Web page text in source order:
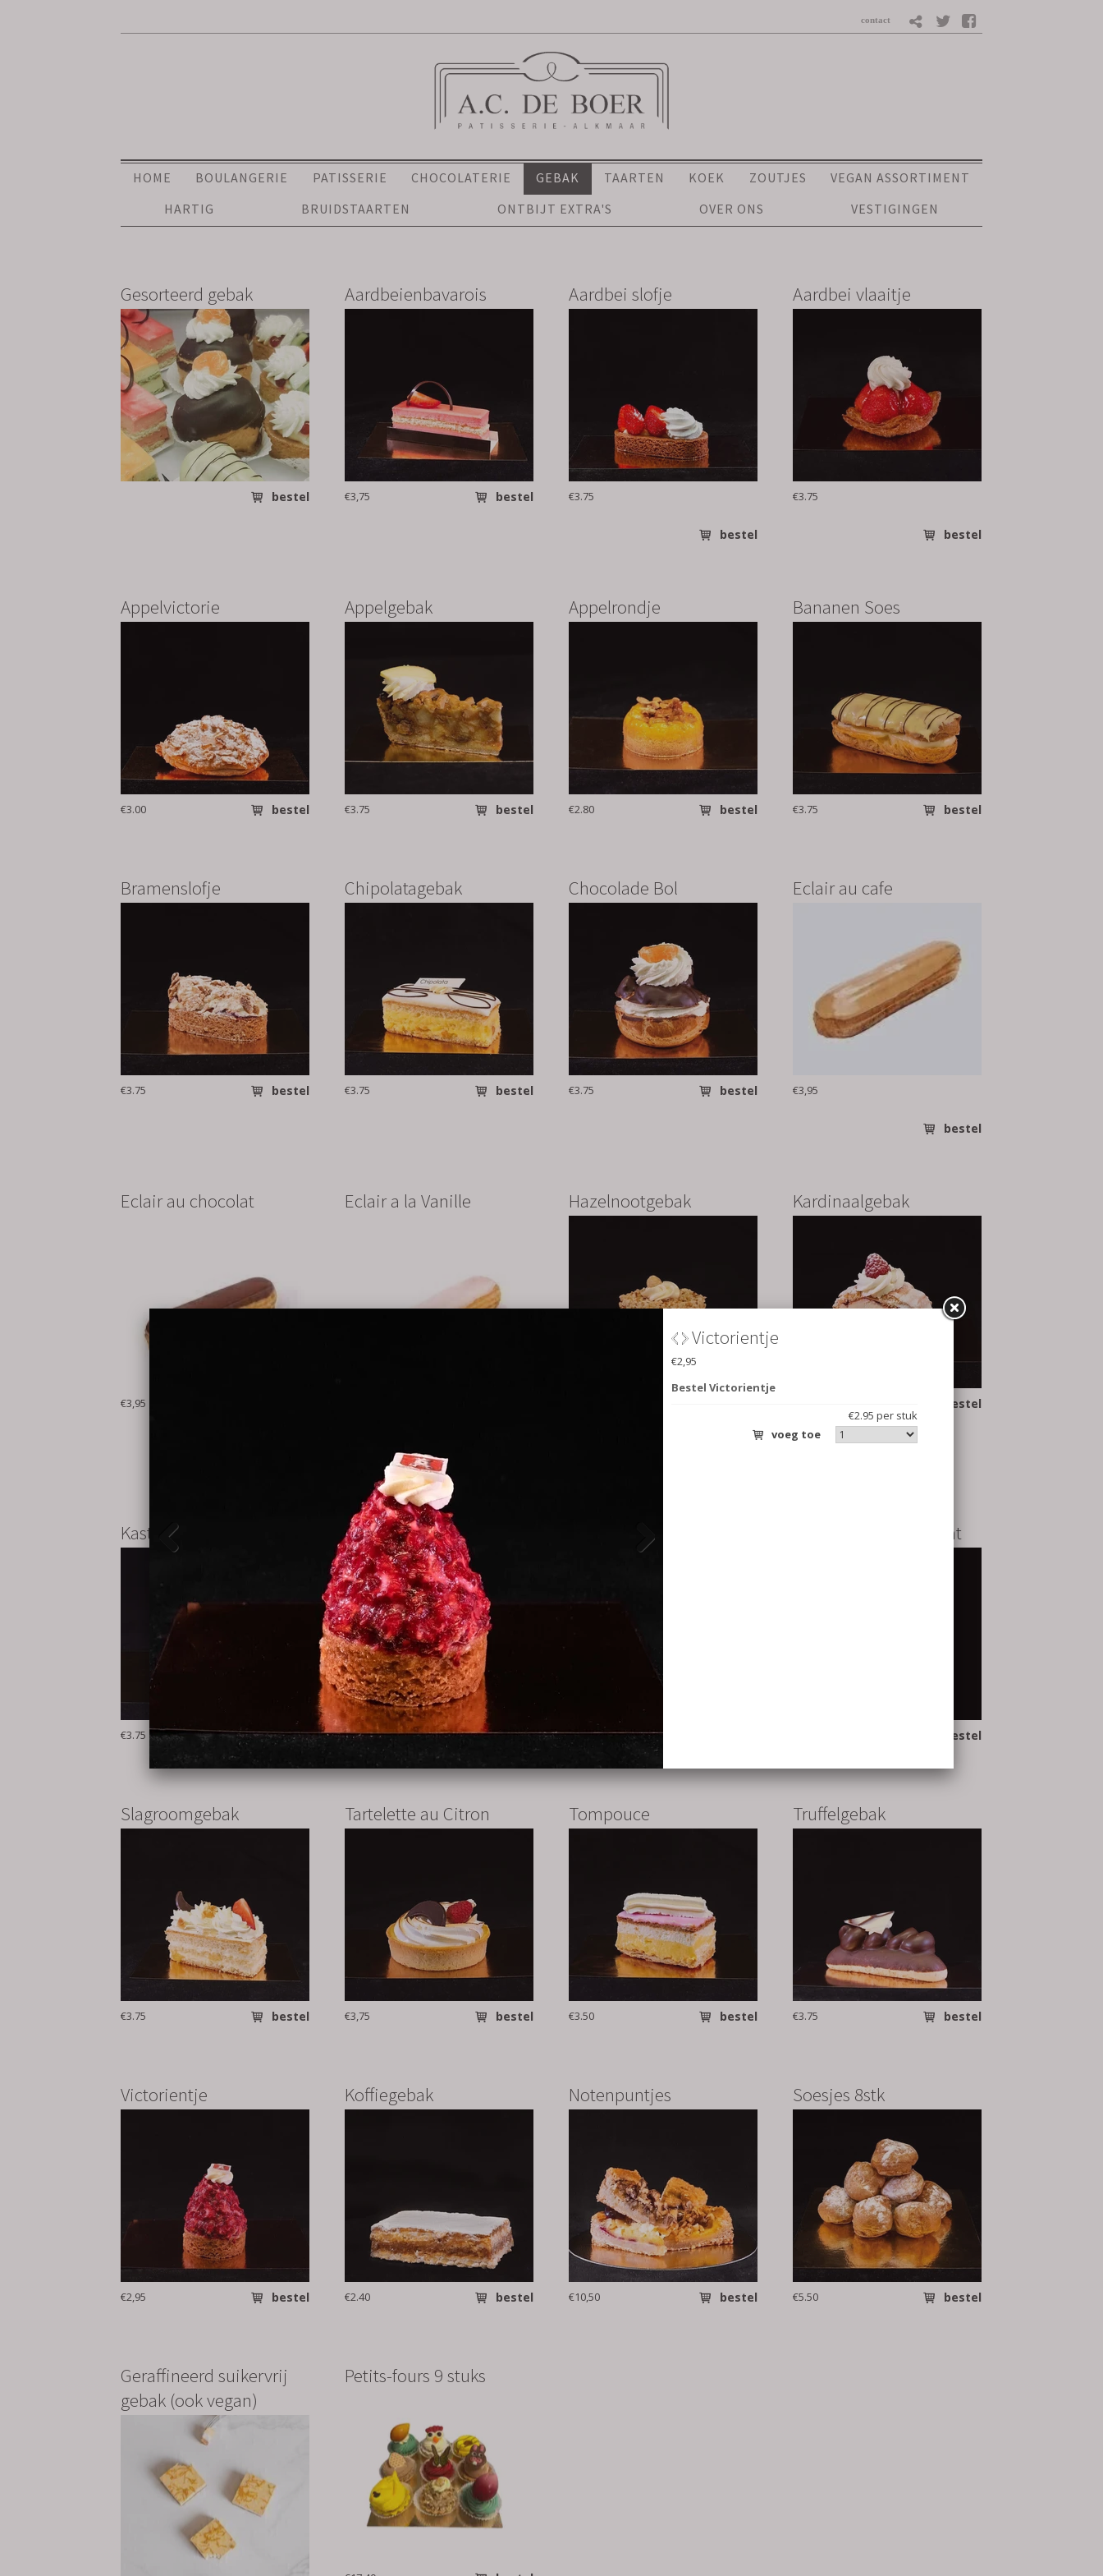
HOME BOULANGERIE PATISSERIE CHOCOLATERIE GEBAK TAARTEN KOEK ZOUTJES
VEGAN ASSORTIMENT
HARTIG
BRUIDSTAARTEN ONTBIJT EXTRA'S OVER ONS VESTIGINGEN
Gesorteerd gebak
bestel
Aardbeienbavarois
€3,75 bestel
Aardbei slofje
€3.75
bestel
Aardbei vlaaitje
€3.75
bestel
Appelvictorie
€3.00 bestel
Appelgebak
€3.75 bestel
Appelrondje
€2.80 bestel
Bananen Soes
€3.75 bestel
Bramenslofje
€3.75 bestel
Chipolatagebak
€3.75 bestel
Chocolade Bol
€3.75 bestel
Eclair au cafe
€3,95
bestel
Eclair au chocolat
€3,95
Eclair a la Vanille Hazelnootgebak Kardinaalgebak
bestel
Kasteeltje
€3.75 bestel
Moccagebak
€3.75 bestel
Nougat-tompouce
€3.50
Religieuse au chocolat
bestel
Slagroomgebak
€3.75 bestel
Tartelette au Citron
€3,75 bestel
Tompouce
€3.50 bestel
Truffelgebak
€3.75 bestel
Victorientje
€2,95 bestel
Koffiegebak
€2.40 bestel
Notenpuntjes
€10,50 bestel
Soesjes 8stk
€5.50 bestel
Geraffineerd suikervrij
gebak (ook vegan)
Petits-fours 9 stuks